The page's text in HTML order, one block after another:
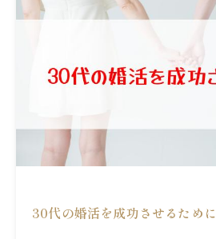
30代の婚活を成功させるために